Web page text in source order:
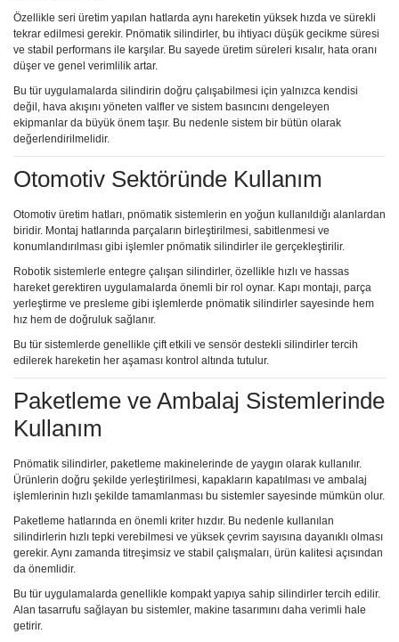
Özellikle seri üretim yapılan hatlarda aynı hareketin yüksek hızda ve sürekli
tekrar edilmesi gerekir. Pnömatik silindirler, bu ihtiyacı düşük gecikme süresi
ve stabil performans ile karşılar. Bu sayede üretim süreleri kısalır, hata oranı
düşer ve genel verimlilik artar.
Bu tür uygulamalarda silindirin doğru çalışabilmesi için yalnızca kendisi
değil, hava akışını yöneten valfler ve sistem basıncını dengeleyen
ekipmanlar da büyük önem taşır. Bu nedenle sistem bir bütün olarak
değerlendirilmelidir.
Otomotiv Sektöründe Kullanım
Otomotiv üretim hatları, pnömatik sistemlerin en yoğun kullanıldığı alanlardan
biridir. Montaj hatlarında parçaların birleştirilmesi, sabitlenmesi ve
konumlandırılması gibi işlemler pnömatik silindirler ile gerçekleştirilir.
Robotik sistemlerle entegre çalışan silindirler, özellikle hızlı ve hassas
hareket gerektiren uygulamalarda önemli bir rol oynar. Kapı montajı, parça
yerleştirme ve presleme gibi işlemlerde pnömatik silindirler sayesinde hem
hız hem de doğruluk sağlanır.
Bu tür sistemlerde genellikle çift etkili ve sensör destekli silindirler tercih
edilerek hareketin her aşaması kontrol altında tutulur.
Paketleme ve Ambalaj Sistemlerinde
Kullanım
Pnömatik silindirler, paketleme makinelerinde de yaygın olarak kullanılır.
Ürünlerin doğru şekilde yerleştirilmesi, kapakların kapatılması ve ambalaj
işlemlerinin hızlı şekilde tamamlanması bu sistemler sayesinde mümkün olur.
Paketleme hatlarında en önemli kriter hızdır. Bu nedenle kullanılan
silindirlerin hızlı tepki verebilmesi ve yüksek çevrim sayısına dayanıklı olması
gerekir. Aynı zamanda titreşimsiz ve stabil çalışmaları, ürün kalitesi açısından
da önemlidir.
Bu tür uygulamalarda genellikle kompakt yapıya sahip silindirler tercih edilir.
Alan tasarrufu sağlayan bu sistemler, makine tasarımını daha verimli hale
getirir.